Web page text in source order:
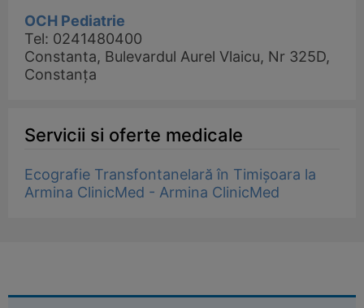
OCH Pediatrie
Tel: 0241480400
Constanta, Bulevardul Aurel Vlaicu, Nr 325D,
Constanța
Servicii si oferte medicale
Ecografie Transfontanelară în Timișoara la
Armina ClinicMed - Armina ClinicMed